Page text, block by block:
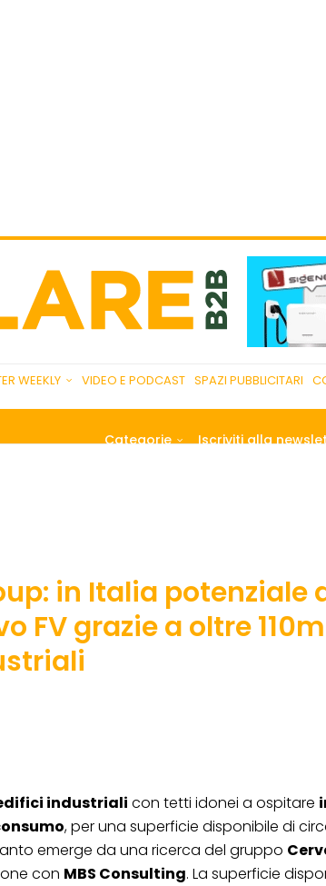
WEEKLY VIDEO E PODCAST SPAZI PUBBLICITARI
Categorie Iscriviti alla
in Italia potenziale
FV grazie a oltre
industriali con tetti idonei a ospitare
, per una superficie disponibile di
emerge da una ricerca del gruppo
con MBS Consulting. La superficie